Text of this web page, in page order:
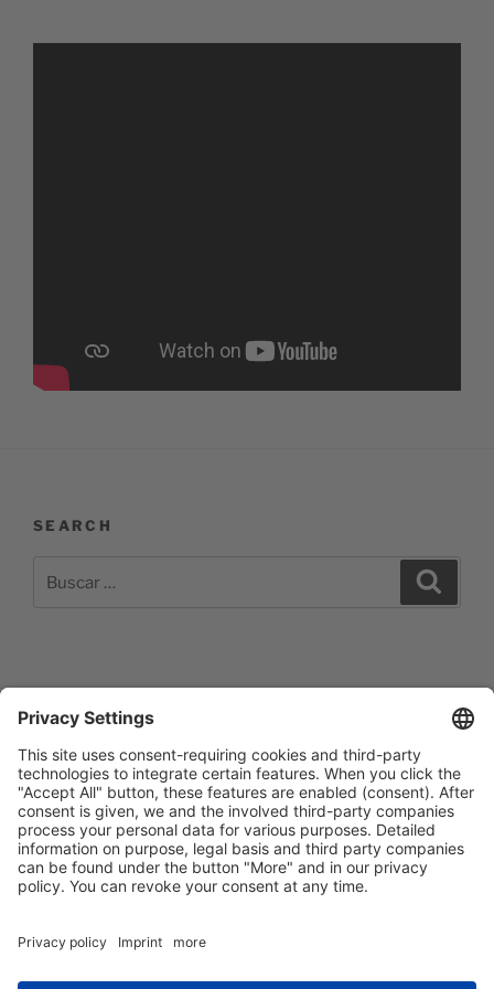
SEARCH
Impressum
Barrierefreiheitserklärung
Datenschutzerklärung
Newsletter abonieren
FacebookE‑Mail